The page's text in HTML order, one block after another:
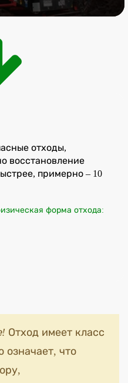
отходы,
восстановление
примерно – 10
форма отхода:
Отход имеет класс
означает, что